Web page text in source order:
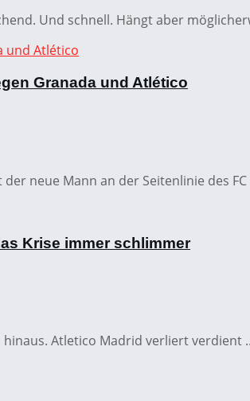
Und schnell. Hängt aber
Granada und Atlético
neue Mann an der Seitenlinie des FC
Krise immer schlimmer
hinaus. Atletico Madrid verliert verdient